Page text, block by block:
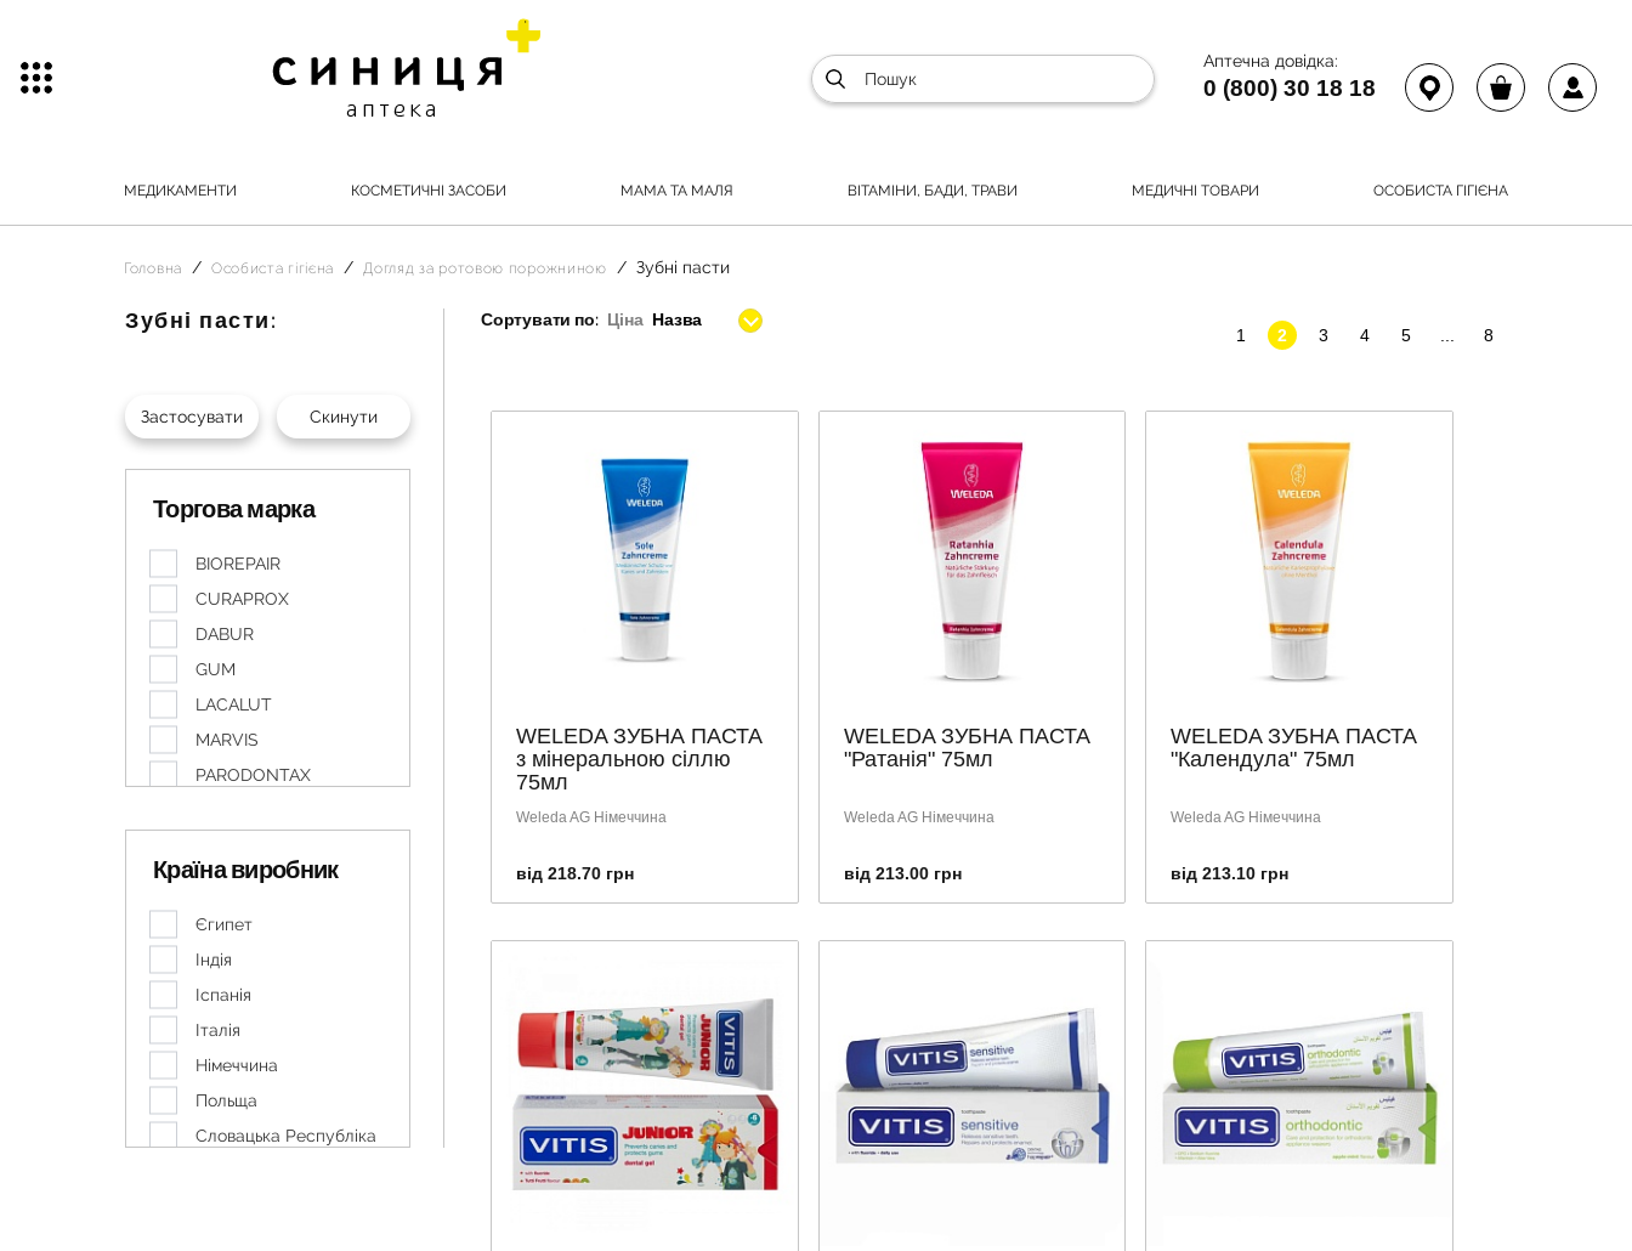
Аптечна довідка:
0 (800) 30 18 18
МЕДИКАМЕНТИ КОСМЕТИЧНІ ЗАСОБИ МАМА ТА МАЛЯ ВІТАМІНИ, БАДИ, ТРАВИ МЕДИЧНІ ТОВАРИ ОСОБИСТА ГІГІЄНА
Головна Особиста гігієна Догляд за ротовою порожниною Зубні пасти
Зубні пасти:
Торгова марка
BIOREPAIR
CURAPROX
DABUR
GUM
LACALUT
MARVIS
PARODONTAX
SENSODYNE
VITIS
WELEDA
БІШОФІТ ПОЛТАВСЬКИЙ
Країна виробник
Єгипет
Індія
Іспанія
Італія
Німеччина
Польща
Словацька Республіка
Сортувати по: Ціна Назва
1
2 3 4 5 8
WELEDA ЗУБНА ПАСТА
з мінеральною сіллю
75мл
Weleda AG Німеччина
від 218.70 грн
WELEDA ЗУБНА ПАСТА
"Ратанія" 75мл
Weleda AG Німеччина
від 213.00 грн
WELEDA ЗУБНА ПАСТА
"Календула" 75мл
Weleda AG Німеччина
від 213.10 грн